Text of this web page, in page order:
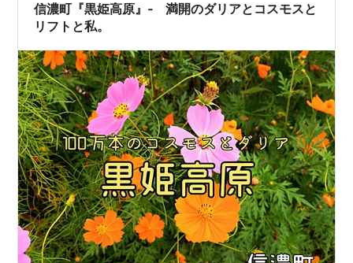
信濃町『黒姫高原』‐ 満開のダリアとコスモスと
リフトと私。